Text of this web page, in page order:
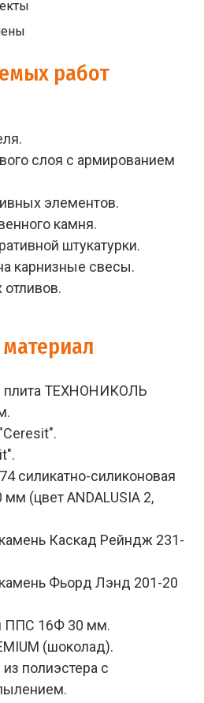
работ
слоя с армированием
элементов.
камня.
штукатурки.
карнизные свесы.
плита ТЕХНОНИКОЛЬ
силикатно-силиконовая
(цвет ANDALUSIA 2,
Каскад Рейндж 231-
Фьорд Лэнд 201-20
ППС 16Ф 30 мм.
(шоколад).
полиэстера с